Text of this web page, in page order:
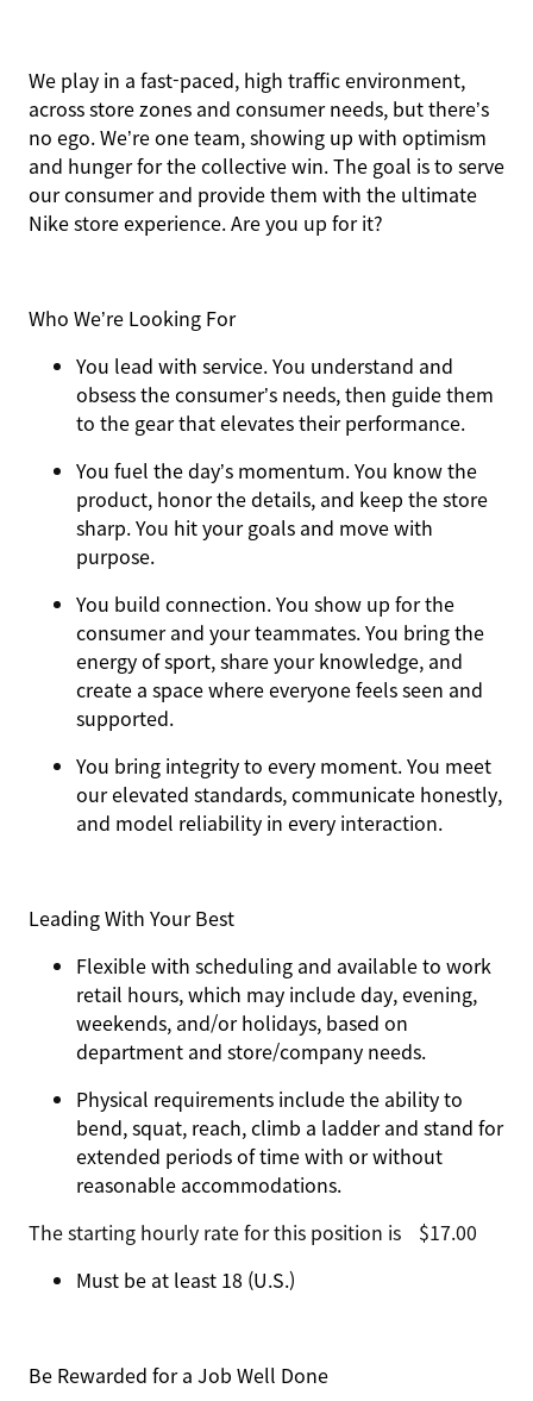
We play in a fast-paced, high traffic environment,
across store zones and consumer needs, but there’s
no ego. We’re one team, showing up with optimism
and hunger for the collective win. The goal is to serve
our consumer and provide them with the ultimate
Nike store experience. Are you up for it?
Who We’re Looking For
You lead with service.You understand and
obsess the consumer’s needs, then guide them
to the gear that elevates their performance.
You fuel the day’s momentum. You know the
product, honor the details, and keep the store
sharp. You hit your goals and move with
purpose.
You build connection. You show up for the
consumer and your teammates. You bring the
energy of sport, share your knowledge, and
create a space where everyone feels seen and
supported.
You bring integrityto every moment. You meet
our elevated standards, communicate honestly,
and model reliability in every interaction.
Leading With Your Best
Flexible with scheduling and available to work
retail hours, which may include day, evening,
weekends, and/or holidays, based on
department and store/company needs.
Physical requirements include the ability to
bend, squat, reach, climb a ladder and stand for
extended periods of time with or without
reasonable accommodations.
The starting hourly rate for this position isㅤ$17.00
Must be at least 18 (U.S.)
Be Rewarded for a Job Well Done